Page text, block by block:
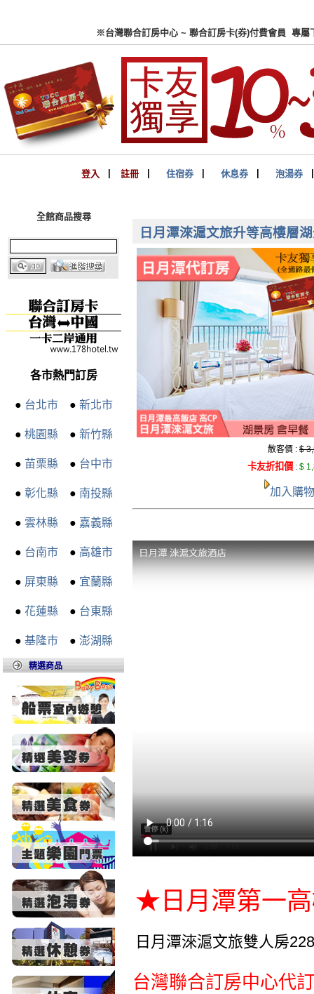
※台灣聯合訂房中心 ~ 聯合
登入 註冊 住宿券 休息券 泡湯券
全館商品搜尋
各市熱門訂房
● 台北市● 新北市
● 桃園縣 ● 新竹縣
● 苗栗縣 ● 台中市
● 彰化縣 ● 南投縣
● 雲林縣 ● 嘉義縣
● 台南市● 高雄市
● 屏東縣 ● 宜蘭縣
● 花蓮縣 ● 台東縣
● 基隆市● 澎湖縣
精選商品
日月潭淶滬文旅升等高樓層
散客價 : $
卡友折扣價 : $
加入購
★日月潭第一
日月潭淶滬文旅雙人房
台灣聯合訂房中心代